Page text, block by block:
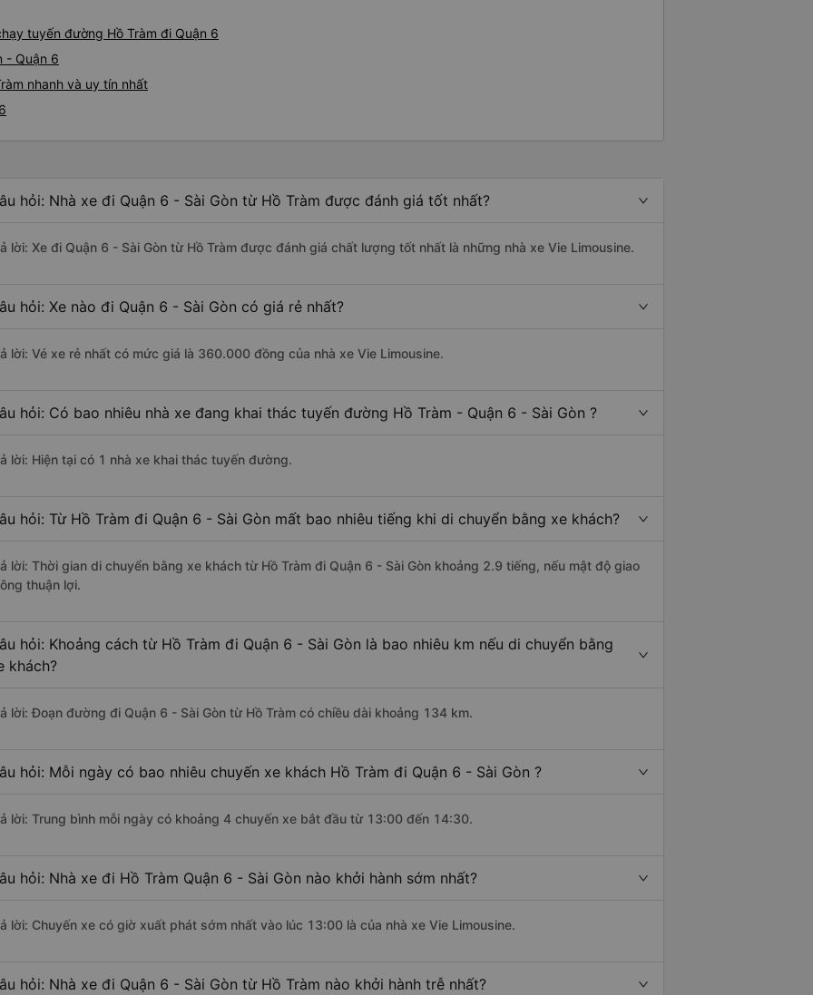
tuyến đường Hồ Tràm đi Quận 6
- Quận 6
nhanh và uy tín nhất
hỏi: Nhà xe đi Quận 6 - Sài Gòn từ Hồ Tràm được đánh giá tốt nhất?
lời: Xe đi Quận 6 - Sài Gòn từ Hồ Tràm được đánh giá chất lượng tốt nhất là những nhà xe Vie Limousine.
hỏi: Xe nào đi Quận 6 - Sài Gòn có giá rẻ nhất?
lời: Vé xe rẻ nhất có mức giá là 360.000 đồng của nhà xe Vie Limousine.
hỏi: Có bao nhiêu nhà xe đang khai thác tuyến đường Hồ Tràm - Quận 6 - Sài Gòn ?
lời: Hiện tại có 1 nhà xe khai thác tuyến đường.
hỏi: Từ Hồ Tràm đi Quận 6 - Sài Gòn mất bao nhiêu tiếng khi di chuyển bằng xe khách?
lời: Thời gian di chuyển bằng xe khách từ Hồ Tràm đi Quận 6 - Sài Gòn khoảng 2.9 tiếng, nếu mật độ giao
thuận lợi.
hỏi: Khoảng cách từ Hồ Tràm đi Quận 6 - Sài Gòn là bao nhiêu km nếu di chuyển bằng
khách?
lời: Đoạn đường đi Quận 6 - Sài Gòn từ Hồ Tràm có chiều dài khoảng 134 km.
hỏi: Mỗi ngày có bao nhiêu chuyến xe khách Hồ Tràm đi Quận 6 - Sài Gòn ?
lời: Trung bình mỗi ngày có khoảng 4 chuyến xe bắt đầu từ 13:00 đến 14:30.
hỏi: Nhà xe đi Hồ Tràm Quận 6 - Sài Gòn nào khởi hành sớm nhất?
lời: Chuyến xe có giờ xuất phát sớm nhất vào lúc 13:00 là của nhà xe Vie Limousine.
hỏi: Nhà xe đi Quận 6 - Sài Gòn từ Hồ Tràm nào khởi hành trễ nhất?